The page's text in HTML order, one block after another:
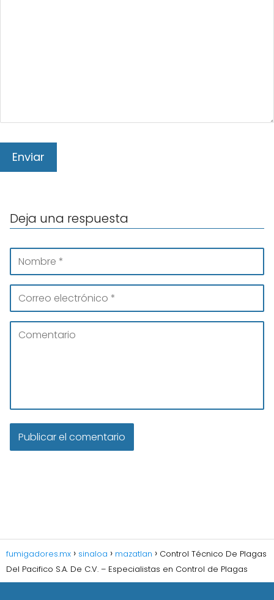
Deja una respuesta
fumigadores.mx sinaloa mazatlan
Control Técnico De Plagas
Del Pacifico S.A. De C.V. – Especialistas en Control de Plagas